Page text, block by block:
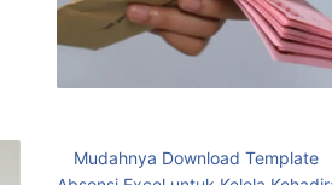
Mudahnya Download Template